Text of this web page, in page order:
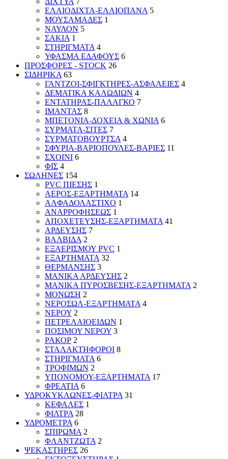
ΕΛΑΙΟΔΙΧΤΑ-ΕΛΑΙΟΠΑΝΑ 5
ΜΟΥΣΑΜΑΔΕΣ 1
ΝΑΥΛΟΝ 5
ΣΑΚΙΑ 1
ΣΤΗΡΙΓΜΑΤΑ 4
ΥΦΑΣΜΑ ΕΔΑΦΟΥΣ 6
ΠΡΟΣΦΟΡΕΣ - STOCK 26
ΣΙΔΗΡΙΚΑ 63
ΓΑΝΤΖΟΙ-ΣΦΙΓΚΤΗΡΕΣ-ΑΣΦΑΛΕΙΕΣ 4
ΔΕΜΑΤΙΚΑ ΚΑΛΩΔΙΩΝ 4
ΕΝΤΑΤΗΡΑΣ-ΠΑΛΑΓΚΟ 7
ΙΜΑΝΤΑΣ 8
ΜΠΕΤΟΝΙΑ-ΔΟΧΕΙΑ & ΧΩΝΙΑ 6
ΣΥΡΜΑΤΑ-ΣΙΤΕΣ 7
ΣΥΡΜΑΤΟΒΟΥΡΤΣΑ 4
ΣΦΥΡΙΑ-ΒΑΡΙΟΠΟΥΛΕΣ-ΒΑΡΙΕΣ 11
ΣΧΟΙΝΙ 6
ΦΙΣ 4
ΣΩΛΗΝΕΣ 154
PVC ΠΙΕΣΗΣ 1
ΑΕΡΟΣ-ΕΞΑΡΤΗΜΑΤΑ 14
ΑΛΦΑΔΟΛΑΣΤΙΧΟ 1
ΑΝΑΡΡΟΦΗΣΕΩΣ 1
ΑΠΟΧΕΤΕΥΣΗΣ-ΕΞΑΡΤΗΜΑΤΑ 41
ΑΡΔΕΥΣΗΣ 7
ΒΑΛΒΙΔΑ 2
ΕΞΑΕΡΙΣΜΟΥ PVC 1
ΕΞΑΡΤΗΜΑΤΑ 32
ΘΕΡΜΑΝΣΗΣ 3
ΜΑΝΙΚΑ ΑΡΔΕΥΣΗΣ 2
ΜΑΝΙΚΑ ΠΥΡΟΣΒΕΣΗΣ-ΕΞΑΡΤΗΜΑΤΑ 2
ΜΟΝΩΣΗ 2
ΝΕΡΟΣΩΛ-ΕΞΑΡΤΗΜΑΤΑ 4
ΝΕΡΟΥ 2
ΠΕΤΡΕΛΑΙΟΕΙΔΩΝ 1
ΠΟΣΙΜΟΥ ΝΕΡΟΥ 3
ΡΑΚΟΡ 2
ΣΤΑΛΑΚΤΗΦΟΡΟΙ 8
ΣΤΗΡΙΓΜΑΤΑ 6
ΤΡΟΦΙΜΩΝ 2
ΥΠΟΝΟΜΟΥ-ΕΞΑΡΤΗΜΑΤΑ 17
ΦΡΕΑΤΙΑ 6
ΥΔΡΟΚΥΚΛΩΝΕΣ-ΦΙΛΤΡΑ 31
ΚΕΦΑΛΕΣ 1
ΦΙΛΤΡΑ 28
ΥΔΡΟΜΕΤΡΑ 6
ΣΠΙΡΩΜΑ 2
ΦΛΑΝΤΖΩΤΑ 2
ΨΕΚΑΣΤΗΡΕΣ 26